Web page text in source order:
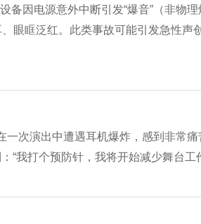
备因电源意外中断引发“爆音”（非物
眼眶泛红。此类事故可能引发急性声
次演出中遭遇耳机爆炸，感到非常
“我打个预防针，我将开始减少舞台工